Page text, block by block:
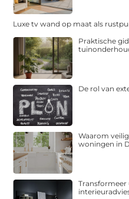
Luxe tv wand op maat als
Praktische
De rol van
Waarom
woningen in